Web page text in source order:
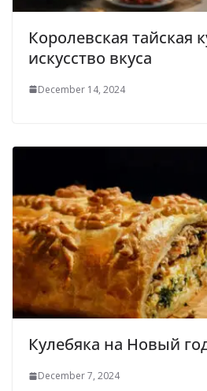
Королевская тайская
искусство вкуса
December 14, 2024
Кулебяка на Новый
December 7, 2024